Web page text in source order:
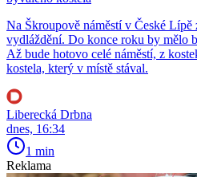
Na Škroupově náměstí v České Lípě
vydláždění. Do konce roku by mělo
Až bude hotovo celé náměstí, z
kostela, který v místě stával.
Liberecká Drbna
dnes, 16:34
1 min
Reklama